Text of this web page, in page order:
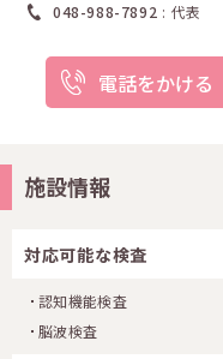
048-988-7892
代表
電話をかける
施設情報
対応可能な検査
認知機能検査
脳波検査